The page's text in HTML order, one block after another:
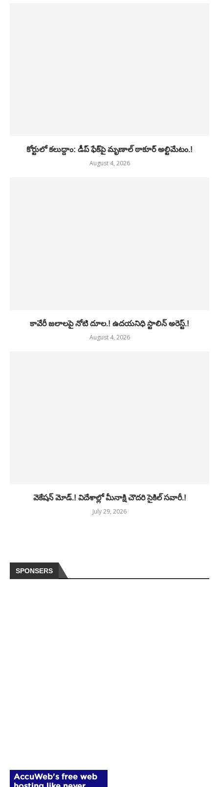
కోర్టులో కలుద్దాం: డీప్ ఫేక్‌పై మృణాల్ ఠాకూర్ అల్టిమేటం.!
August 4, 2026
కావేరీ జలాలపై నోటి దూల.! ఉదయనిధి స్టాలిన్ అరెస్ట్.!
August 4, 2026
వెకేషన్ మోడ్.! విదేశాల్లో మీనాక్షి చౌదరి సైకిల్ సవారీ.!
July 29, 2026
SPONSERS